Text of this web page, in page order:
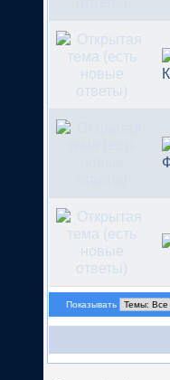
Показывать